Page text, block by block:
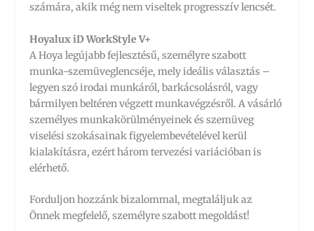
számára, akik még nem viseltek progresszív lencsét.
Hoyalux iD WorkStyle V+
A Hoya legújabb fejlesztésű, személyre szabott
munka-szemüveglencséje, mely ideális választás –
legyen szó irodai munkáról, barkácsolásról, vagy
bármilyen beltéren végzett munkavégzésről. A vásárló
személyes munkakörülményeinek és szemüveg
viselési szokásainak figyelembevételével kerül
kialakításra, ezért három tervezési variációban is
elérhető.
Forduljon hozzánk bizalommal, megtaláljuk az
Önnek megfelelő, személyre szabott megoldást!